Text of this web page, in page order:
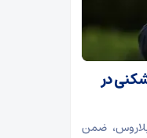
در
ضمن